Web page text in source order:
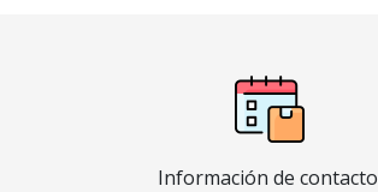
Información de contacto